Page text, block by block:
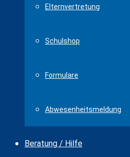
Elternvertretung
Schulshop
Formulare
Abwesenheitsmeldung
Beratung / Hilfe